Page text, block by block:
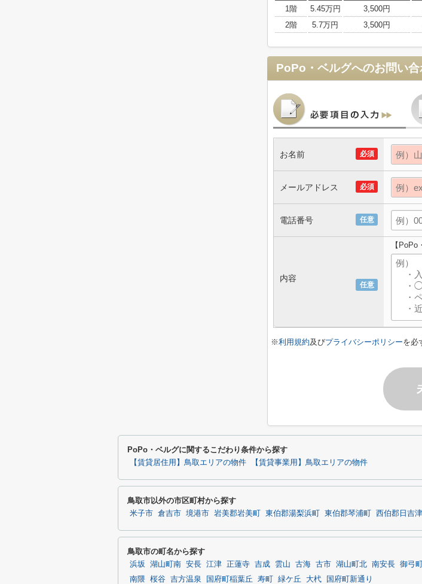
1階
5.45万円 3,500円
2階
5.7万円 3,500円
PoPo・ベルグへのお問い
必須
お名前
必須
メールアドレス
任意
電話番号
任意
内容
【
※利用規約及びプライバシーポリシーを必
PoPo・ベルグに関するこだわり条件から探す
【賃貸居住用】鳥取エリアの物件 【賃貸事業用】鳥取エリアの物件
鳥取市以外の市区町村から探す
米子市 倉吉市 境港市 岩美郡岩美町 東伯郡湯梨浜町 東伯郡琴浦町 西伯郡日吉
鳥取市の町名から探す
浜坂 湖山町南 安長 江津 正蓮寺 吉成 雲山 古海 古市 湖山町北 南安長 御弓町
南隈 桜谷 吉方温泉 国府町稲葉丘 寿町 緑ケ丘 大杙 国府町新通り